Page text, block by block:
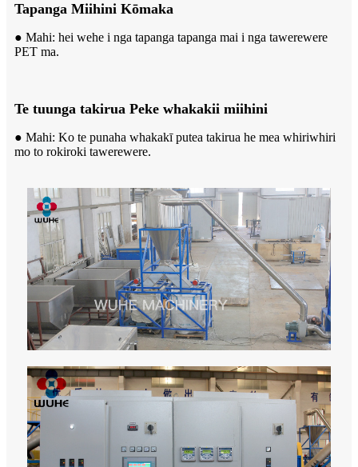
Tapanga Miihini Kōmaka
● Mahi: hei wehe i nga tapanga tapanga mai i nga tawerewere
PET ma.
Te tuunga takirua Peke whakakii miihini
● Mahi: Ko te punaha whakakī putea takirua he mea whiriwhiri
mo to rokiroki tawerewere.